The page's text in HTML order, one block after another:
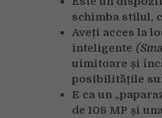
schimba stilul,
Aveți acces la
inteligente
uimitoare și
posibilitățile
E ca un
de 108 MP și